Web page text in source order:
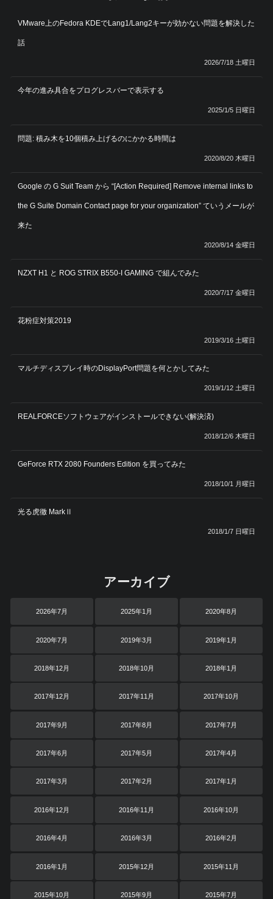
VMware上のFedora KDEでLang1/Lang2キーが効かない問題を解決した
話
2026/7/18 土曜日
今年の進み具合をプログレスバーで表示する
2025/1/5 日曜日
問題: 積み木を10個積み上げるのにかかる時間は
2020/8/20 木曜日
Google の G Suit Team から “[Action Required] Remove internal links to
the G Suite Domain Contact page for your organization” ていうメールが
来た
2020/8/14 金曜日
NZXT H1 と ROG STRIX B550-I GAMING で組んでみた
2020/7/17 金曜日
花粉症対策2019
2019/3/16 土曜日
マルチディスプレイ時のDisplayPort問題を何とかしてみた
2019/1/12 土曜日
REALFORCEソフトウェアがインストールできない(解決済)
2018/12/6 木曜日
GeForce RTX 2080 Founders Edition を買ってみた
2018/10/1 月曜日
光る虎徹 MarkⅡ
2018/1/7 日曜日
アーカイブ
2026年7月 2025年1月 2020年8月
2020年7月 2019年3月 2019年1月
2018年12月 2018年10月 2018年1月
2017年12月 2017年11月 2017年10月
2017年9月 2017年8月 2017年7月
2017年6月 2017年5月 2017年4月
2017年3月 2017年2月 2017年1月
2016年12月 2016年11月 2016年10月
2016年4月 2016年3月 2016年2月
2016年1月 2015年12月 2015年11月
2015年10月 2015年9月 2015年7月